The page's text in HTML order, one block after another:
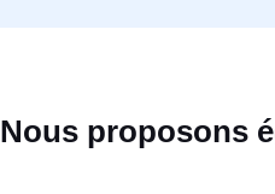
Nous proposons